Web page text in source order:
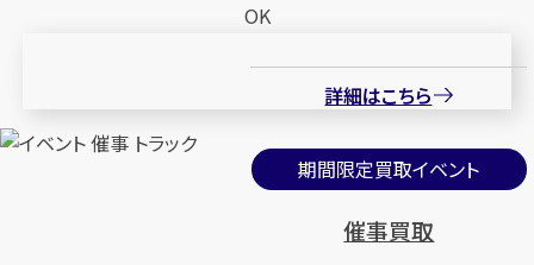
OK
詳細はこちら
期間限定買取イベント
催事買取